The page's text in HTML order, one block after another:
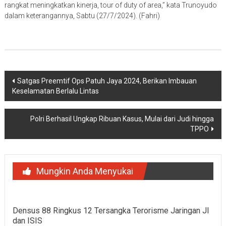
rangkat meningkatkan kinerja, tour of duty of area,” kata Trunoyudo
dalam keterangannya, Sabtu (27/7/2024). (Fahri)
Navigasi
pos
Satgas Preemtif Ops Patuh Jaya 2024, Berikan Imbauan
Keselamatan Berlalu Lintas
Polri Berhasil Ungkap Ribuan Kasus, Mulai dari Judi hingga
TPPO
Mungkin Anda Menyukai
Densus 88 Ringkus 12 Tersangka Terorisme Jaringan JI
dan ISIS